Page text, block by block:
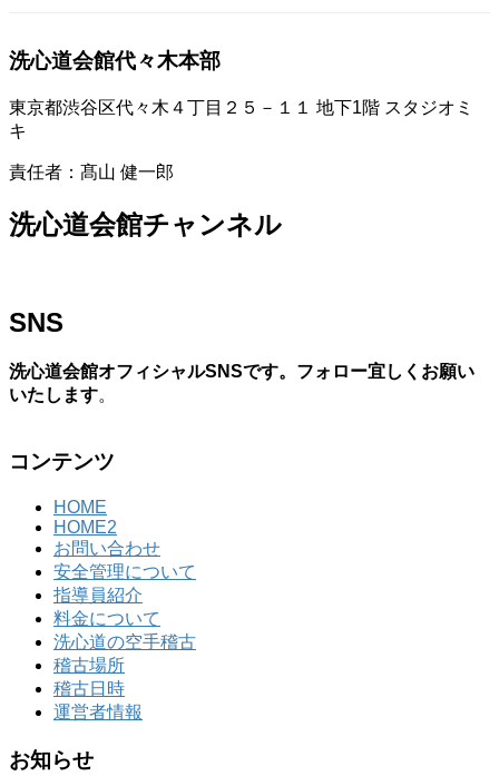
洗心道会館代々木本部
東京都渋谷区代々木４丁目２５－１１ 地下1階 スタジオミ
キ
責任者：髙山 健一郎
洗心道会館チャンネル
SNS
洗心道会館オフィシャルSNSです。フォロー宜しくお願い
いたします。
コンテンツ
HOME
HOME2
お問い合わせ
安全管理について
指導員紹介
料金について
洗心道の空手稽古
稽古場所
稽古日時
運営者情報
お知らせ